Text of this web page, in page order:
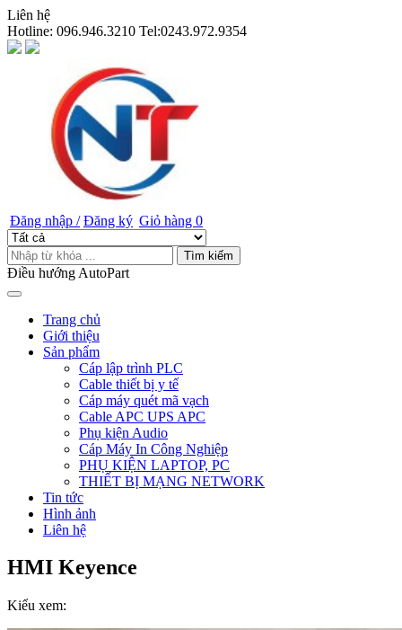
Liên hệ
Hotline: 096.946.3210 Tel:0243.972.9354
Đăng nhập / Đăng ký Giỏ hàng 0
Tìm kiếm
Điều hướng AutoPart
Trang chủ
Giới thiệu
Sản phẩm
Cáp lập trình PLC
Cable thiết bị y tế
Cáp máy quét mã vạch
Cable APC UPS APC
Phụ kiện Audio
Cáp Máy In Công Nghiệp
PHỤ KIỆN LAPTOP, PC
THIẾT BỊ MẠNG NETWORK
Tin tức
Hình ảnh
Liên hệ
HMI Keyence
Kiểu xem: